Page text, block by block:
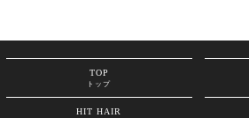
TOP
トップ
HIT HAIR